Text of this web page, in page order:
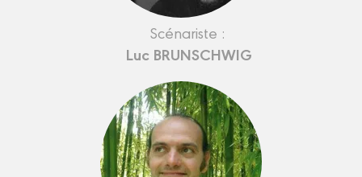
Scénariste :
Luc BRUNSCHWIG